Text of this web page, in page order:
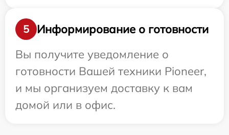
5
Информирование о готовности
Вы получите уведомление о
готовности Вашей техники Pioneer,
и мы организуем доставку к вам
домой или в офис.